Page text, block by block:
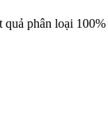
phân loại